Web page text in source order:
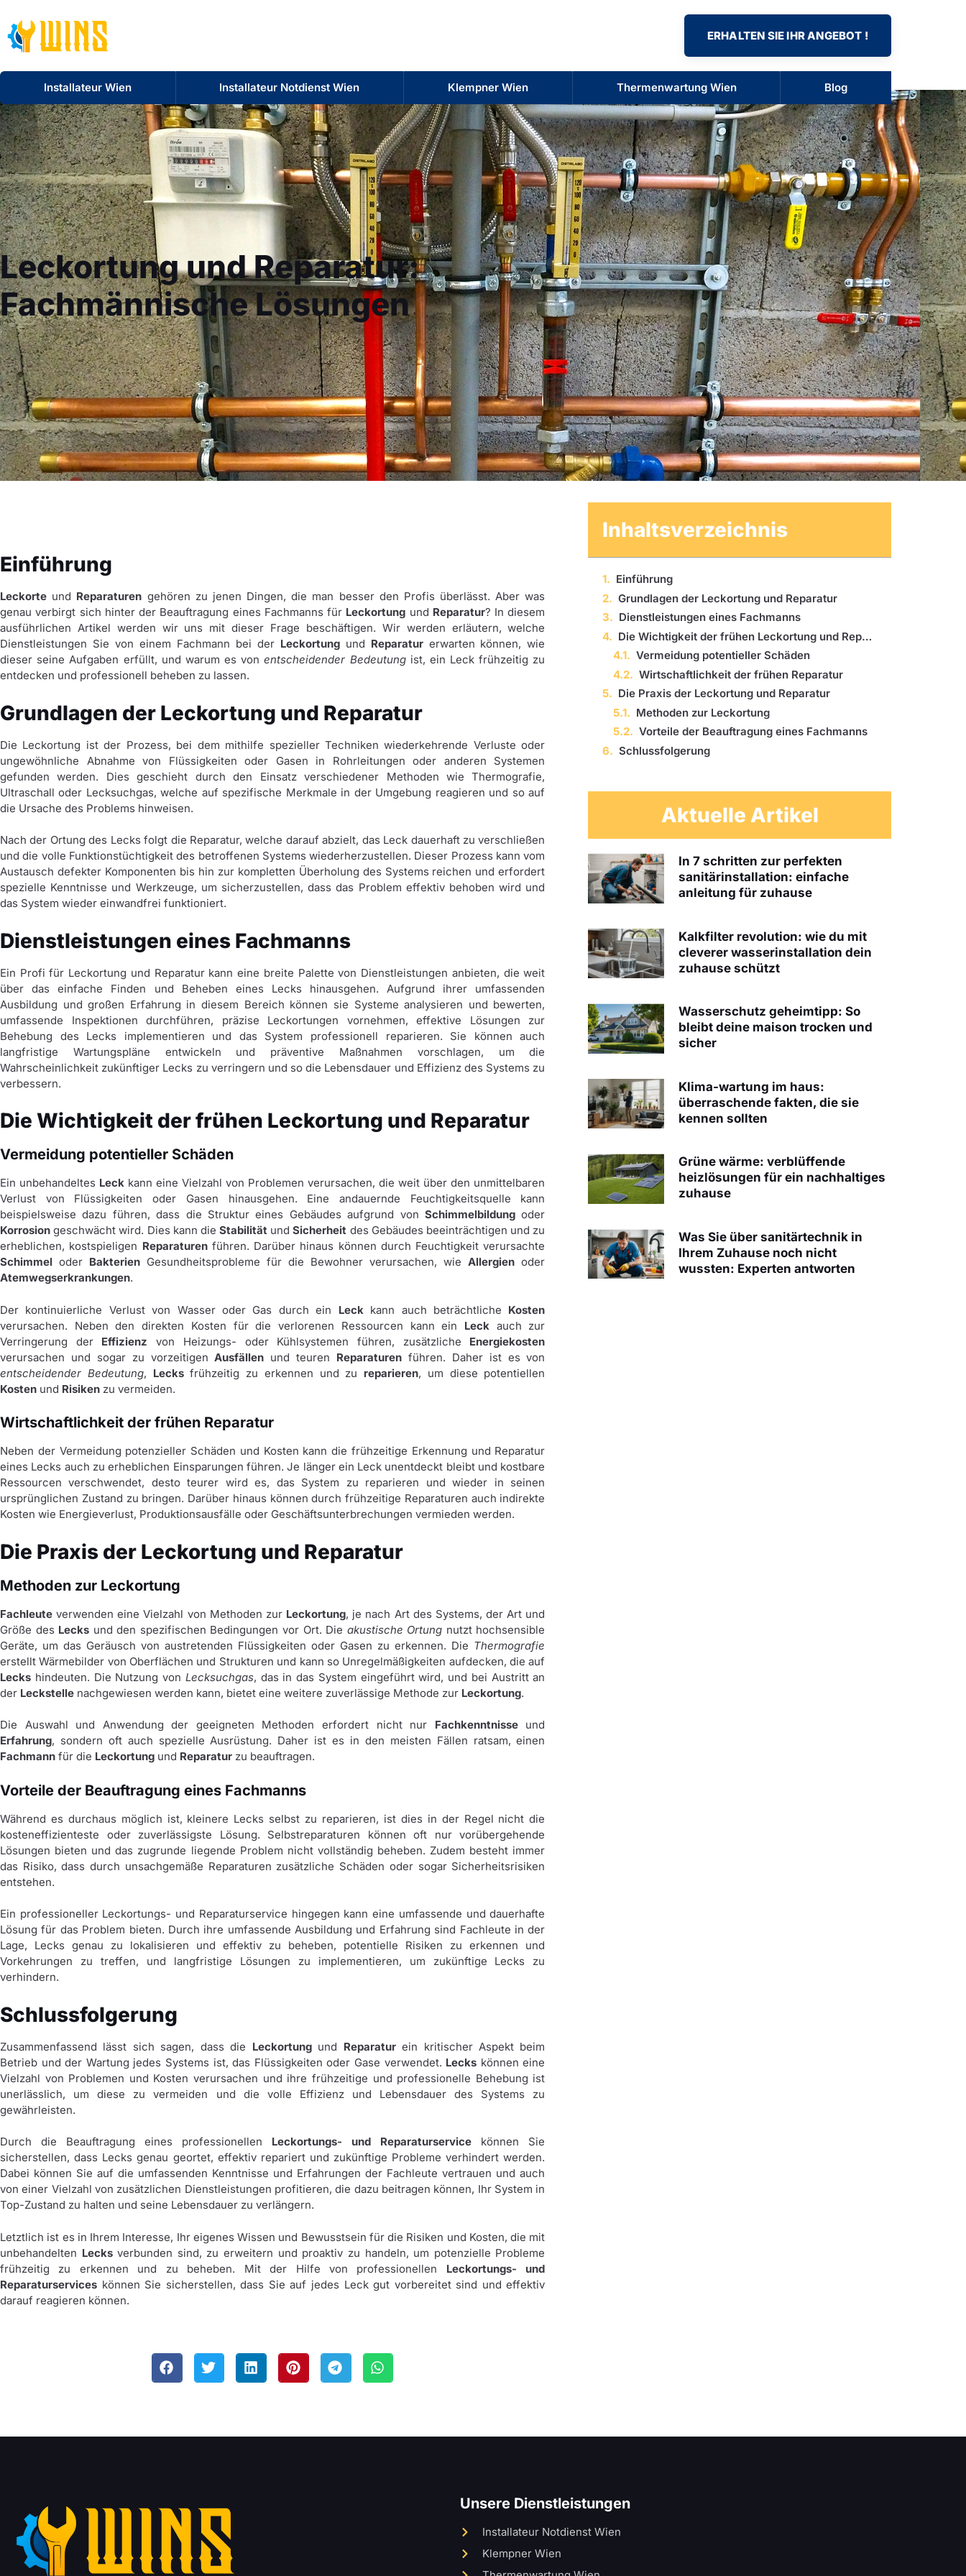
ERHALTEN SIE IHR ANGEBOT !
Installateur Wien Installateur Notdienst Wien Klempner Wien Thermenwartung Wien Blog
Leckortung und Reparatur:
Fachmännische Lösungen
Einführung
Leckorte und Reparaturen gehören zu jenen Dingen, die man besser den Profis überlässt. Aber was
genau verbirgt sich hinter der Beauftragung eines Fachmanns für Leckortung und Reparatur? In diesem
ausführlichen Artikel werden wir uns mit dieser Frage beschäftigen. Wir werden erläutern, welche
Dienstleistungen Sie von einem Fachmann bei der Leckortungund Reparaturerwarten können, wie
dieser seine Aufgaben erfüllt, und warum es vonentscheidender Bedeutungist, ein Leck frühzeitig zu
entdecken und professionell beheben zu lassen.
Grundlagen der Leckortung und Reparatur
Die Leckortung ist der Prozess, bei dem mithilfe spezieller Techniken wiederkehrende Verluste oder
ungewöhnliche Abnahme von Flüssigkeiten oder Gasen in Rohrleitungen oder anderen Systemen
gefunden werden. Dies geschieht durch den Einsatz verschiedener Methoden wie Thermografie,
Ultraschall oder Lecksuchgas, welche auf spezifische Merkmale in der Umgebung reagieren und so auf
die Ursache des Problems hinweisen.
Nach der Ortung des Lecks folgt die Reparatur, welche darauf abzielt, das Leck dauerhaft zu verschließen
und die volle Funktionstüchtigkeit des betroffenen Systems wiederherzustellen. Dieser Prozess kann vom
Austausch defekter Komponenten bis hin zur kompletten Überholung des Systems reichen und erfordert
spezielle Kenntnisse und Werkzeuge, um sicherzustellen, dass das Problem effektiv behoben wird und
das System wieder einwandfrei funktioniert.
Dienstleistungen eines Fachmanns
Ein Profi für Leckortung und Reparatur kann eine breite Palette von Dienstleistungen anbieten, die weit
über das einfache Finden und Beheben eines Lecks hinausgehen. Aufgrund ihrer umfassenden
Ausbildung und großen Erfahrung in diesem Bereich können sie Systeme analysieren und bewerten,
umfassende Inspektionen durchführen, präzise Leckortungen vornehmen, effektive Lösungen zur
Behebung des Lecks implementieren und das System professionell reparieren. Sie können auch
langfristige Wartungspläne entwickeln und präventive Maßnahmen vorschlagen, um die
Wahrscheinlichkeit zukünftiger Lecks zu verringern und so die Lebensdauer und Effizienz des Systems zu
verbessern.
Die Wichtigkeit der frühen Leckortung und Reparatur
Vermeidung potentieller Schäden
Ein unbehandeltes Leck kann eine Vielzahl von Problemen verursachen, die weit über den unmittelbaren
Verlust von Flüssigkeiten oder Gasen hinausgehen. Eine andauernde Feuchtigkeitsquelle kann
beispielsweise dazu führen, dass die Struktur eines Gebäudes aufgrund von Schimmelbildung oder
Korrosion geschwächt wird. Dies kann dieStabilität undSicherheit des Gebäudes beeinträchtigen und zu
erheblichen, kostspieligen Reparaturenführen. Darüber hinaus können durch Feuchtigkeit verursachte
Schimmel oder Bakterien Gesundheitsprobleme für die Bewohner verursachen, wieAllergien oder
Atemwegserkrankungen.
Der kontinuierliche Verlust von Wasser oder Gas durch ein Leck kann auch beträchtliche Kosten
verursachen. Neben den direkten Kosten für die verlorenen Ressourcen kann ein Leck auch zur
Verringerung der Effizienz von Heizungs- oder Kühlsystemen führen, zusätzliche Energiekosten
verursachen und sogar zu vorzeitigenAusfällen und teuren Reparaturen führen. Daher ist es von
entscheidender Bedeutung, Lecksfrühzeitig zu erkennen und zu reparieren, um diese potentiellen
Kosten und Risiken zu vermeiden.
Wirtschaftlichkeit der frühen Reparatur
Neben der Vermeidung potenzieller Schäden und Kosten kann die frühzeitige Erkennung und Reparatur
eines Lecks auch zu erheblichen Einsparungen führen. Je länger ein Leck unentdeckt bleibt und kostbare
Ressourcen verschwendet, desto teurer wird es, das System zu reparieren und wieder in seinen
ursprünglichen Zustand zu bringen. Darüber hinaus können durch frühzeitige Reparaturen auch indirekte
Kosten wie Energieverlust, Produktionsausfälle oder Geschäftsunterbrechungen vermieden werden.
Die Praxis der Leckortung und Reparatur
Methoden zur Leckortung
Fachleute verwenden eine Vielzahl von Methoden zur Leckortung, je nach Art des Systems, der Art und
Größe des Lecks und den spezifischen Bedingungen vor Ort. Die akustische Ortung nutzt hochsensible
Geräte, um das Geräusch von austretenden Flüssigkeiten oder Gasen zu erkennen. Die Thermografie
erstellt Wärmebilder von Oberflächen und Strukturen und kann so Unregelmäßigkeiten aufdecken, die auf
Lecks hindeuten. Die Nutzung von Lecksuchgas, das in das System eingeführt wird, und bei Austritt an
der Leckstelle nachgewiesen werden kann, bietet eine weitere zuverlässige Methode zur Leckortung.
Die Auswahl und Anwendung der geeigneten Methoden erfordert nicht nur Fachkenntnisseund
Erfahrung, sondern oft auch spezielle Ausrüstung. Daher ist es in den meisten Fällen ratsam, einen
Fachmann für die Leckortung und Reparatur zu beauftragen.
Vorteile der Beauftragung eines Fachmanns
Während es durchaus möglich ist, kleinere Lecks selbst zu reparieren, ist dies in der Regel nicht die
kosteneffizienteste oder zuverlässigste Lösung. Selbstreparaturen können oft nur vorübergehende
Lösungen bieten und das zugrunde liegende Problem nicht vollständig beheben. Zudem besteht immer
das Risiko, dass durch unsachgemäße Reparaturen zusätzliche Schäden oder sogar Sicherheitsrisiken
entstehen.
Ein professioneller Leckortungs- und Reparaturservice hingegen kann eine umfassende und dauerhafte
Lösung für das Problem bieten. Durch ihre umfassende Ausbildung und Erfahrung sind Fachleute in der
Lage, Lecks genau zu lokalisieren und effektiv zu beheben, potentielle Risiken zu erkennen und
Vorkehrungen zu treffen, und langfristige Lösungen zu implementieren, um zukünftige Lecks zu
verhindern.
Schlussfolgerung
Zusammenfassend lässt sich sagen, dass die Leckortungund Reparaturein kritischer Aspekt beim
Betrieb und der Wartung jedes Systems ist, das Flüssigkeiten oder Gase verwendet. Lecks können eine
Vielzahl von Problemen und Kosten verursachen und ihre frühzeitige und professionelle Behebung ist
unerlässlich, um diese zu vermeiden und die volle Effizienz und Lebensdauer des Systems zu
gewährleisten.
Durch die Beauftragung eines professionellen Leckortungs- und Reparaturservice können Sie
sicherstellen, dass Lecks genau geortet, effektiv repariert und zukünftige Probleme verhindert werden.
Dabei können Sie auf die umfassenden Kenntnisse und Erfahrungen der Fachleute vertrauen und auch
von einer Vielzahl von zusätzlichen Dienstleistungen profitieren, die dazu beitragen können, Ihr System in
Top-Zustand zu halten und seine Lebensdauer zu verlängern.
Letztlich ist es in Ihrem Interesse, Ihr eigenes Wissen und Bewusstsein für die Risiken und Kosten, die mit
unbehandelten Lecksverbunden sind, zu erweitern und proaktiv zu handeln, um potenzielle Probleme
frühzeitig zu erkennen und zu beheben. Mit der Hilfe von professionellen Leckortungs- und
Reparaturservices können Sie sicherstellen, dass Sie auf jedes Leck gut vorbereitet sind und effektiv
darauf reagieren können.
Inhaltsverzeichnis
Einführung
Grundlagen der Leckortung und Reparatur
Dienstleistungen eines Fachmanns
Die Wichtigkeit der frühen Leckortung und Reparatur
Vermeidung potentieller Schäden
Wirtschaftlichkeit der frühen Reparatur
Die Praxis der Leckortung und Reparatur
Methoden zur Leckortung
Vorteile der Beauftragung eines Fachmanns
Schlussfolgerung
Aktuelle Artikel
In 7 schritten zur perfekten
sanitärinstallation: einfache
anleitung für zuhause
Kalkfilter revolution: wie du mit
cleverer wasserinstallation dein
zuhause schützt
Wasserschutz geheimtipp: So
bleibt deine maison trocken und
sicher
Klima-wartung im haus:
überraschende fakten, die sie
kennen sollten
Grüne wärme: verblüffende
heizlösungen für ein nachhaltiges
zuhause
Was Sie über sanitärtechnik in
Ihrem Zuhause noch nicht
wussten: Experten antworten
Unsere Dienstleistungen
Installateur Notdienst Wien
Klempner Wien